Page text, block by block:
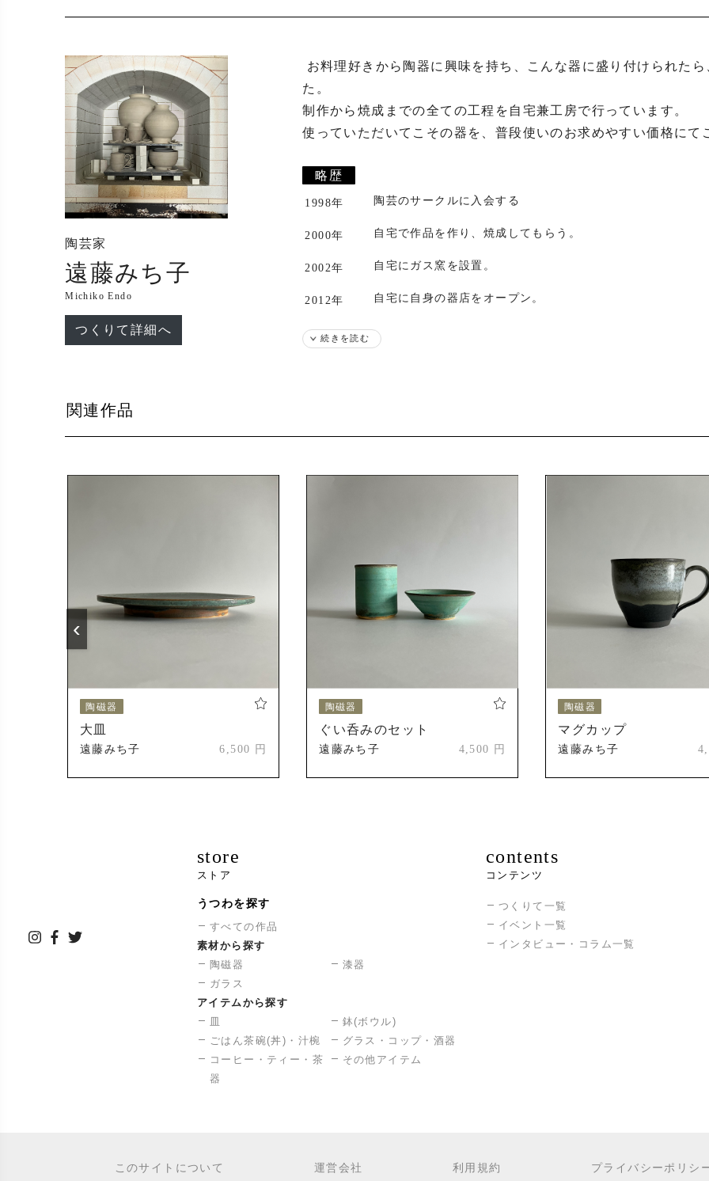
陶芸家
遠藤みち子
Michiko Endo
つくりて詳細へ
た。
制作から焼成までの全ての工程を自宅兼工房で行っています。
使っていただいてこその器を、普段使いのお求めやすい価格にて
略歴
1998年 陶芸のサークルに入会する
2000年 自宅で作品を作り、焼成してもらう。
2002年 自宅にガス窯を設置。
2012年 自宅に自身の器店をオープン。
出展歴
道美工芸展
北海道陶芸展
新人賞受賞
北海道陶芸展
2024年
第56回記念道美展
推挙
続きを読む
関連作品
陶磁器
大皿
遠藤みち子 6,500 円
陶磁器
ぐい呑みのセット
遠藤みち子 4,500 円
陶磁器
マグカップ
遠藤みち子
‹
store
ストア
うつわを探す
すべての作品
素材から探す
陶磁器
漆器
ガラス
アイテムから探す
皿
鉢(ボウル)
ごはん茶碗(丼)・汁椀
グラス・コップ・酒器
コーヒー・ティー・茶
器
その他アイテム
contents
コンテンツ
つくりて一覧
イベント一覧
インタビュー・コラム一覧
このサイトについて 運営会社 利用規約 プライバシーポリシ